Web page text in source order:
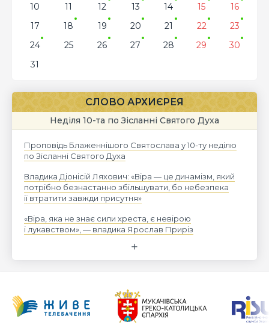
10
11 12 13 14 15
16
17
18 19 20 21 22
23
24
25 26 27 28 29
30
31
СЛОВО АРХИЄРЕЯ
Неділя 10-та по Зісланні Святого Духа
Проповідь Блаженнішого Святослава у 10-ту неділю
по Зісланні Святого Духа
Владика Діонісій Ляхович: «Віра — це динамізм, який
потрібно безнастанно збільшувати, бо небезпека
її втратити завжди присутня»
«Віра, яка не знає сили хреста, є невірою
і лукавством», — владика Ярослав Приріз